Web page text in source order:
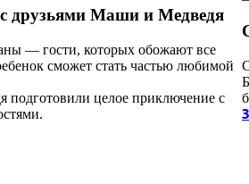
друзьями Маши и Медведя
— гости, которых обожают все
сможет стать частью любимой
целое приключение с